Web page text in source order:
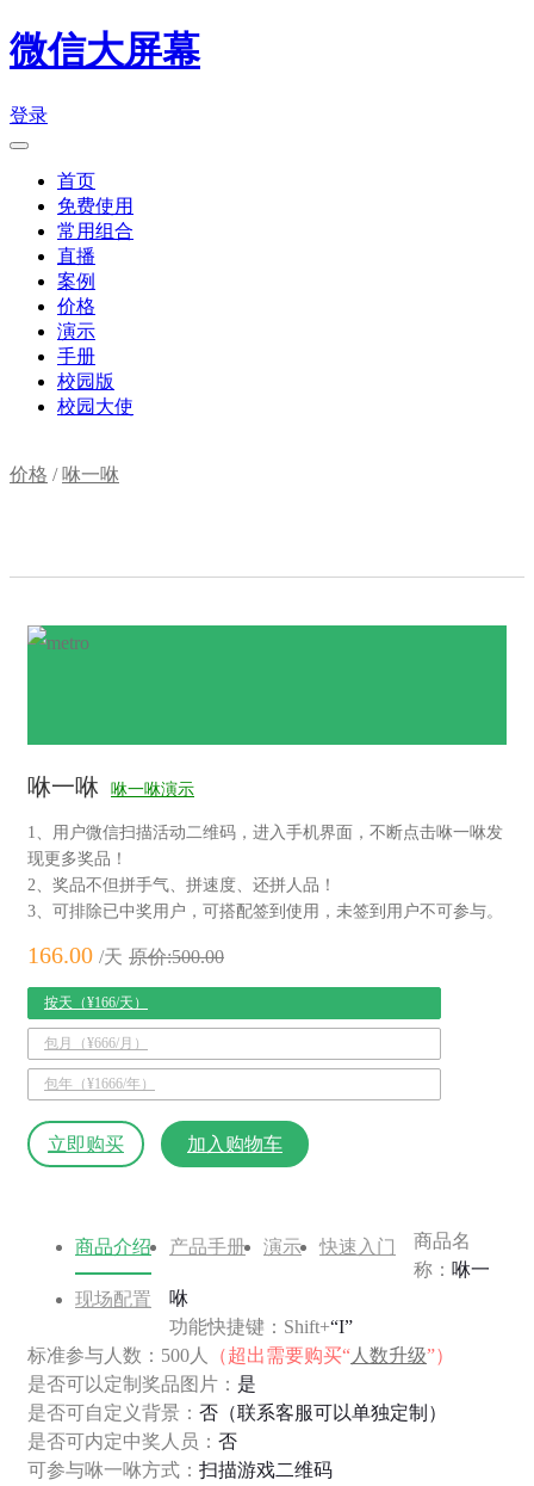
微信大屏幕
登录
首页
免费使用
常用组合
直播
案例
价格
演示
手册
校园版
校园大使
价格 / 咻一咻
咻一咻 咻一咻演示
1、用户微信扫描活动二维码，进入手机界面，不断点击咻一咻发
现更多奖品！
2、奖品不但拼手气、拼速度、还拼人品！
3、可排除已中奖用户，可搭配签到使用，未签到用户不可参与。
166.00 /天 原价:500.00
按天（¥166/天）
包月（¥666/月）
包年（¥1666/年）
立即购买 加入购物车
商品介绍 产品手册 演示 快速入门
现场配置
商品名
称： 咻一
咻
功能快捷键：Shift+“I”
标准参与人数：500人
（超出需要购买“ 人数升级”）
是否可以定制奖品图片： 是
是否可自定义背景： 否（联系客服可以单独定制）
是否可内定中奖人员： 否
可参与咻一咻方式： 扫描游戏二维码